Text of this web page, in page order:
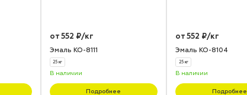
от 552 ₽/кг
Эмаль КО-8111
25 кг
В наличии
Подробнее
от 552 ₽/кг
Эмаль КО-8104
25 кг
В наличии
Подробнее